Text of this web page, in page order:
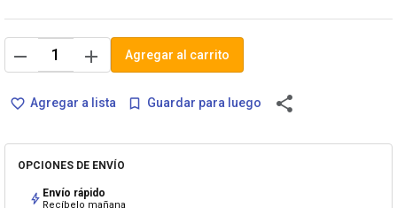
remove add Agregar al carrito
favorite_border Agregar a lista bookmark_border Guardar para luego share
OPCIONES DE ENVÍO
bolt Envío rápido
Recíbelo mañana